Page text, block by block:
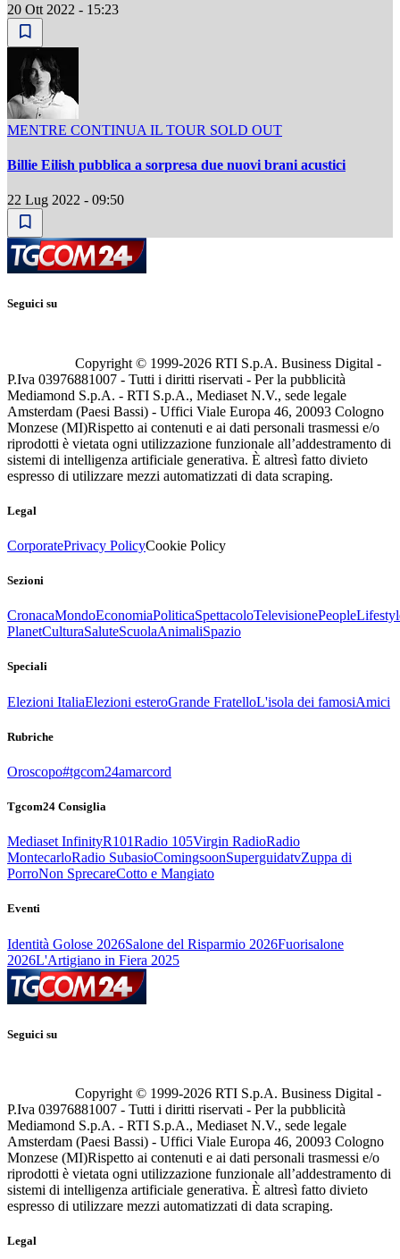
20 Ott 2022 - 15:23
MENTRE CONTINUA IL TOUR SOLD OUT
Billie Eilish pubblica a sorpresa due nuovi brani acustici
22 Lug 2022 - 09:50
Seguici su
Copyright © 1999-2026 RTI S.p.A. Business Digital -
P.Iva 03976881007 - Tutti i diritti riservati - Per la pubblicità
Mediamond S.p.A. - RTI S.p.A., Mediaset N.V., sede legale
Amsterdam (Paesi Bassi) - Uffici Viale Europa 46, 20093 Cologno
Monzese (MI)Rispetto ai contenuti e ai dati personali trasmessi e/o
riprodotti è vietata ogni utilizzazione funzionale all’addestramento di
sistemi di intelligenza artificiale generativa. È altresì fatto divieto
espresso di utilizzare mezzi automatizzati di data scraping.
Legal
CorporatePrivacy PolicyCookie Policy
Sezioni
CronacaMondoEconomiaPoliticaSpettacoloTelevisionePeople
PlanetCulturaSaluteScuolaAnimaliSpazio
Speciali
Elezioni ItaliaElezioni esteroGrande FratelloL'isola dei famosiAmici
Rubriche
Oroscopo#tgcom24amarcord
Tgcom24 Consiglia
Mediaset InfinityR101Radio 105Virgin RadioRadio
MontecarloRadio SubasioComingsoonSuperguidatvZuppa di
PorroNon SprecareCotto e Mangiato
Eventi
Identità Golose 2026Salone del Risparmio 2026Fuorisalone
2026L'Artigiano in Fiera 2025
Seguici su
Copyright © 1999-2026 RTI S.p.A. Business Digital -
P.Iva 03976881007 - Tutti i diritti riservati - Per la pubblicità
Mediamond S.p.A. - RTI S.p.A., Mediaset N.V., sede legale
Amsterdam (Paesi Bassi) - Uffici Viale Europa 46, 20093 Cologno
Monzese (MI)Rispetto ai contenuti e ai dati personali trasmessi e/o
riprodotti è vietata ogni utilizzazione funzionale all’addestramento di
sistemi di intelligenza artificiale generativa. È altresì fatto divieto
espresso di utilizzare mezzi automatizzati di data scraping.
Legal